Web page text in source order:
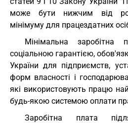
може бути нижчим від
мінімуму для працездатних
Мінімальна
соціальною гарантією,
України для підприємств,
форм власності і
які використовують працю
будь-якою системою оплати
Заробітна плата